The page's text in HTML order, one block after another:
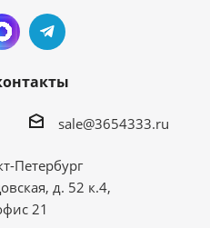
sale@3654333.ru
Петербург
д. 52 к.4,
21